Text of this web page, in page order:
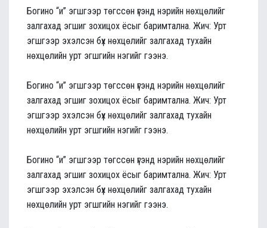
Богино “и” эгшгээр төгссөн үгэнд нэрийн нөхцөлийг
залгахад эгшиг зохицох ёсыг баримтална. Жич: Урт
эгшгээр эхэлсэн бүх нөхцөлийг залгахад тухайн
нөхцөлийн урт эгшгийн нэгийг гээнэ.
Богино “и” эгшгээр төгссөн үгэнд нэрийн нөхцөлийг
залгахад эгшиг зохицох ёсыг баримтална. Жич: Урт
эгшгээр эхэлсэн бүх нөхцөлийг залгахад тухайн
нөхцөлийн урт эгшгийн нэгийг гээнэ.
Богино “и” эгшгээр төгссөн үгэнд нэрийн нөхцөлийг
залгахад эгшиг зохицох ёсыг баримтална. Жич: Урт
эгшгээр эхэлсэн бүх нөхцөлийг залгахад тухайн
нөхцөлийн урт эгшгийн нэгийг гээнэ.